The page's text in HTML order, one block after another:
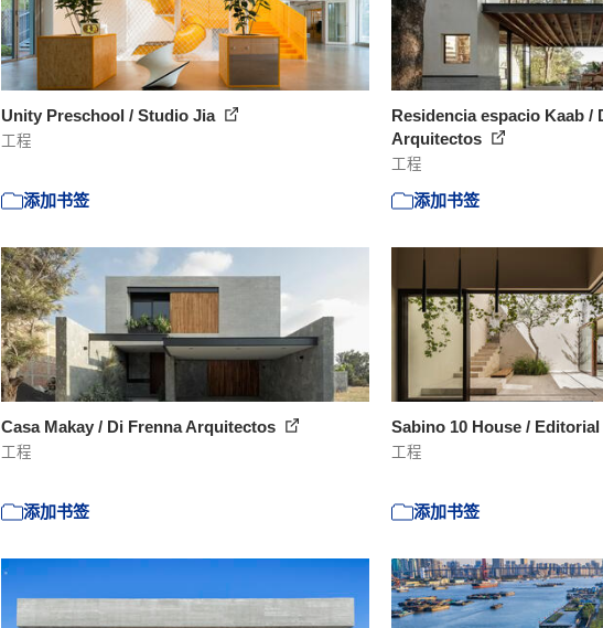
Unity Preschool / Studio Jia
工程
添加书签
Residencia espacio Kaab /
Arquitectos
工程
添加书签
Casa Makay / Di Frenna Arquitectos
工程
添加书签
Sabino 10 House / Editorial
工程
添加书签